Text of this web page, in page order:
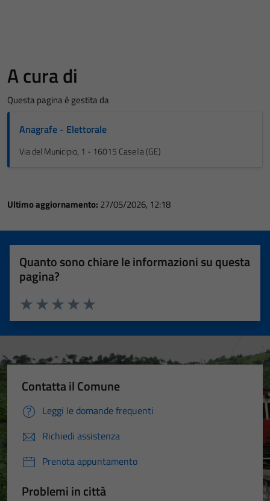
A cura di
Questa pagina è gestita da
Anagrafe - Elettorale
Via del Municipio, 1 - 16015 Casella (GE)
Ultimo aggiornamento: 27/05/2026, 12:18
Quanto sono chiare le informazioni su questa
pagina?
Valuta 5 stelle su 5
Valuta 4 stelle su 5
Valuta 3 stelle su 5
Valuta 2 stelle su 5
Valuta 1 stelle su 5
Contatta il Comune
Leggi le domande frequenti
Richiedi assistenza
Prenota appuntamento
Problemi in città